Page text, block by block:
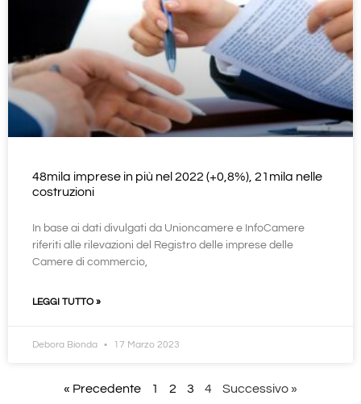
48mila imprese in più nel 2022 (+0,8%), 21mila nelle
costruzioni
In base ai dati divulgati da Unioncamere e InfoCamere
riferiti alle rilevazioni del Registro delle imprese delle
Camere di commercio,
LEGGI TUTTO »
Debora Bionda 17 Marzo 2023
« Precedente 1 2 3 4 Successivo »